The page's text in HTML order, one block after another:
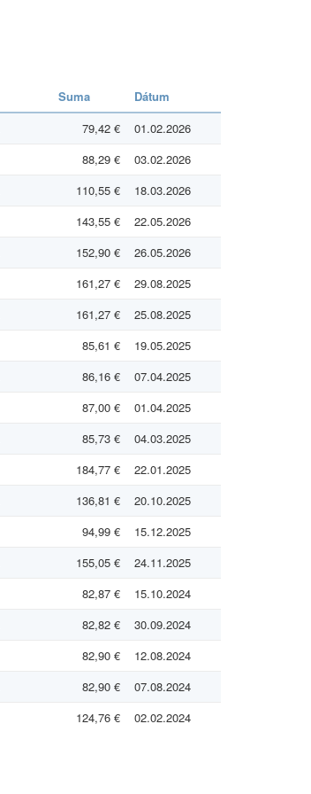
Suma
Dátum
79,42 €
01.02.2026
88,29 €
03.02.2026
110,55 €
18.03.2026
143,55 €
22.05.2026
152,90 €
26.05.2026
161,27 €
29.08.2025
161,27 €
25.08.2025
85,61 €
19.05.2025
86,16 €
07.04.2025
87,00 €
01.04.2025
85,73 €
04.03.2025
184,77 €
22.01.2025
136,81 €
20.10.2025
94,99 €
15.12.2025
155,05 €
24.11.2025
82,87 €
15.10.2024
82,82 €
30.09.2024
82,90 €
12.08.2024
82,90 €
07.08.2024
124,76 € 02.02.2024